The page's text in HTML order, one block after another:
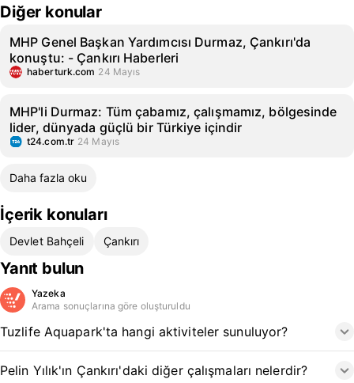
Diğer konular
MHP Genel Başkan Yardımcısı Durmaz, Çankırı'da
konuştu: - Çankırı Haberleri
haberturk.com 24 Mayıs
MHP'li Durmaz: Tüm çabamız, çalışmamız, bölgesinde
lider, dünyada güçlü bir Türkiye içindir
t24.com.tr 24 Mayıs
Daha fazla oku
İçerik konuları
Devlet Bahçeli Çankırı
Yanıt bulun
Yazeka
Arama sonuçlarına göre oluşturuldu
Tuzlife Aquapark'ta hangi aktiviteler sunuluyor?
Pelin Yılık'ın Çankırı'daki diğer çalışmaları nelerdir?